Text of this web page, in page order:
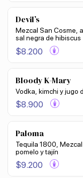
Devil’s
Mezcal San Cosme,
sal negra de hibiscus
$8.200
Bloody K-Mary
Vodka, kimchi y jugo
$8.900
Paloma
Tequila 1800,
pomelo y tajín
$9.200